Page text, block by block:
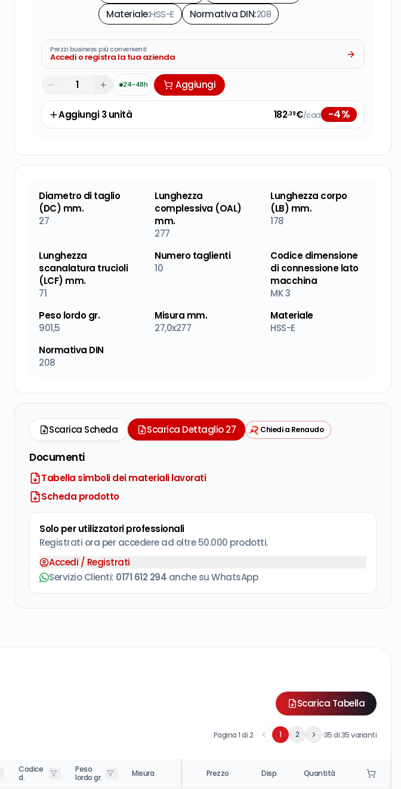
Materiale:HSS-E Normativa DIN:208
Prezzi business più convenienti
Accedi o registra la tua azienda
24-48h Aggiungi
Aggiungi3unità 182,39€/cad -4%
Diametro di taglio
(DC) mm.
27
Lunghezza
complessiva (OAL)
mm.
277
Lunghezza corpo
(LB) mm.
178
Lunghezza
scanalatura trucioli
(LCF) mm.
71
Numero taglienti
10
Codice dimensione
di connessione lato
macchina
MK 3
Peso lordo gr.
901,5
Misura mm.
27,0x277
Materiale
HSS-E
Normativa DIN
208
Scarica Scheda Scarica Dettaglio 27 Chiedi a Renaudo
Documenti
Tabella simboli dei materiali lavorati
Scheda prodotto
Solo per utilizzatori professionali
Registrati ora per accedere ad oltre 50.000 prodotti.
Accedi / Registrati
Servizio Clienti: 0171 612 294 anche su WhatsApp
Scarica Tabella
Pagina1di2 1 2 ·35di35varianti
Codice
d.
Peso
lordo gr.
Misura Prezzo Disp. Quantità